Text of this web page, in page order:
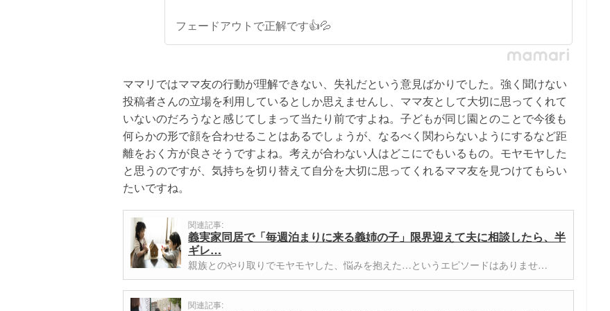
フェードアウトで正解です👍💦
ママリではママ友の行動が理解できない、失礼だという意見ばかりでした。強く聞けない
投稿者さんの立場を利用しているとしか思えませんし、ママ友として大切に思ってくれて
いないのだろうなと感じてしまって当たり前ですよね。子どもが同じ園とのことで今後も
何らかの形で顔を合わせることはあるでしょうが、なるべく関わらないようにするなど距
離をおく方が良さそうですよね。考えが合わない人はどこにでもいるもの。モヤモヤした
と思うのですが、気持ちを切り替えて自分を大切に思ってくれるママ友を見つけてもらい
たいですね。
関連記事:
義実家同居で「毎週泊まりに来る義姉の子」限界迎えて夫に相談したら、半
ギレ…
親族とのやり取りでモヤモヤした、悩みを抱えた…というエピソードはありませ…
関連記事: